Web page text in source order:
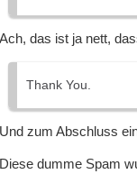
Ach, das ist ja nett,
Thank You.
Und zum Abschluss
Diese dumme Spam